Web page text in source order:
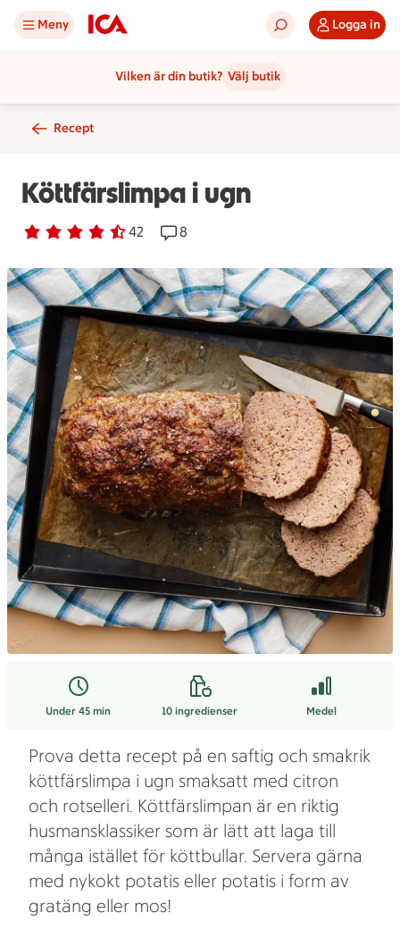
Meny Logga in
Vilken är din butik? Välj butik
Recept
Köttfärslimpa i ugn
Betyg 4.2 av 5. 42
42 personer har röstatReceptet har 8 kommentarer
8
Under 45 min 10ingredienser Medel
Prova detta recept på en saftig och smakrik
köttfärslimpa i ugn smaksatt med citron
och rotselleri. Köttfärslimpan är en riktig
husmansklassiker som är lätt att laga till
många istället för köttbullar. Servera gärna
med nykokt potatis eller potatis i form av
gratäng eller mos!